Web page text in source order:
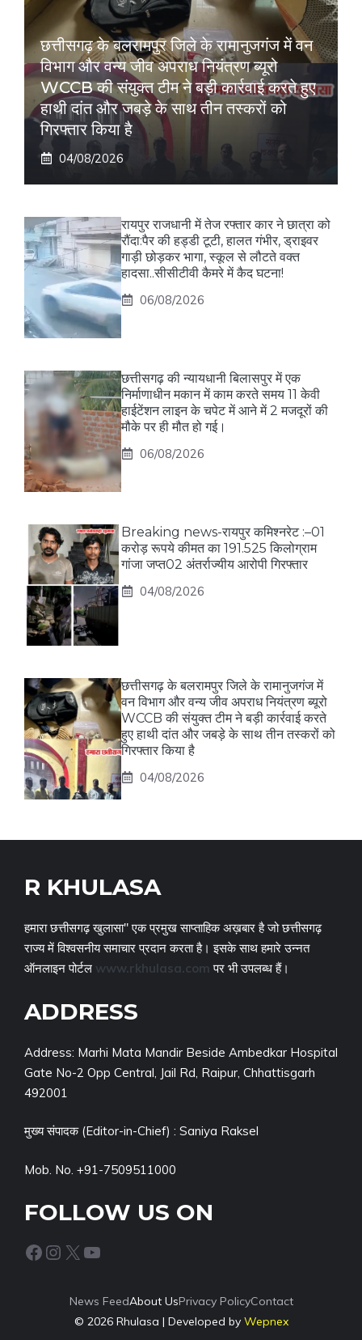
छत्तीसगढ़ के बलरामपुर जिले के रामानुजगंज में वन
विभाग और वन्य जीव अपराध नियंत्रण ब्यूरो
WCCB की संयुक्त टीम ने बड़ी कार्रवाई करते हुए
हाथी दांत और जबड़े के साथ तीन तस्करों को
गिरफ्तार किया है
04/08/2026
रायपुर राजधानी में तेज रफ्तार कार ने छात्रा को
रौंदा:पैर की हड्डी टूटी, हालत गंभीर, ड्राइवर
गाड़ी छोड़कर भागा, स्कूल से लौटते वक्त
हादसा..सीसीटीवी कैमरे में कैद घटना!
06/08/2026
छत्तीसगढ़ की न्यायधानी बिलासपुर में एक
निर्माणाधीन मकान में काम करते समय 11 केवी
हाईटेंशन लाइन के चपेट में आने में 2 मजदूरों की
मौके पर ही मौत हो गई।
06/08/2026
Breaking news-रायपुर कमिश्नरेट :–01
करोड़ रूपये कीमत का 191.525 किलोग्राम
गांजा जप्त02 अंतर्राज्यीय आरोपी गिरफ्तार
04/08/2026
छत्तीसगढ़ के बलरामपुर जिले के रामानुजगंज में
वन विभाग और वन्य जीव अपराध नियंत्रण ब्यूरो
WCCB की संयुक्त टीम ने बड़ी कार्रवाई करते
हुए हाथी दांत और जबड़े के साथ तीन तस्करों को
गिरफ्तार किया है
04/08/2026
R KHULASA
हमारा छत्तीसगढ़ खुलासा" एक प्रमुख साप्ताहिक अख़बार है जो छत्तीसगढ़
राज्य में विश्वसनीय समाचार प्रदान करता है। इसके साथ हमारे उन्नत
ऑनलाइन पोर्टल www.rkhulasa.com पर भी उपलब्ध हैं।
ADDRESS
Address: Marhi Mata Mandir Beside Ambedkar Hospital
Gate No-2 Opp Central, Jail Rd, Raipur, Chhattisgarh
492001
मुख्य संपादक (Editor-in-Chief) : Saniya Raksel
Mob. No. +91-7509511000
FOLLOW US ON
Facebook Instagram X YouTube
News FeedAbout UsPrivacy PolicyContact
© 2026 Rhulasa | Developed by Wepnex